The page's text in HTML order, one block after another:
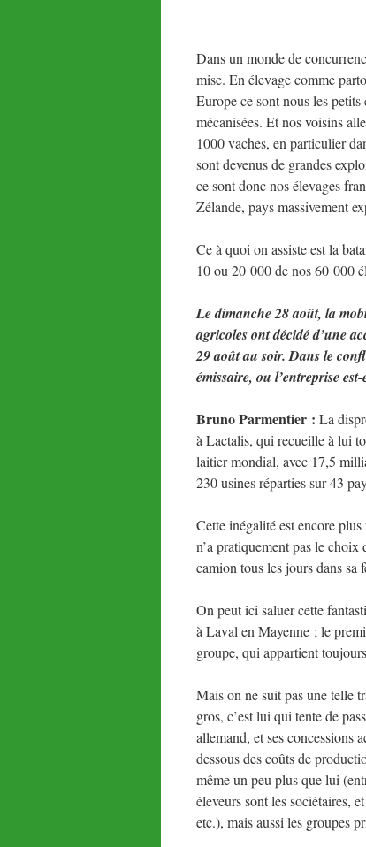
Dans un monde de
mise. En élevage comme
Europe ce sont nous les
mécanisées. Et nos voisins
1000 vaches, en particulier
sont devenus de grandes
ce sont donc nos élevages
Zélande, pays massivement
Ce à quoi on assiste est la
10 ou 20 000 de nos 60 000
Le dimanche 28 août, la
agricoles ont décidé d’une
29 août au soir. Dans le
émissaire, ou l’entreprise
Bruno Parmentier : La
à Lactalis, qui recueille à lui
laitier mondial, avec 17,5
230 usines réparties sur 43
Cette inégalité est encore
n’a pratiquement pas le
camion tous les jours dans
On peut ici saluer cette
à Laval en Mayenne ; le
groupe, qui appartient
Mais on ne suit pas une telle
gros, c’est lui qui tente de
allemand, et ses concessions
dessous des coûts de
même un peu plus que lui
éleveurs sont les sociétaires,
etc.), mais aussi les groupes